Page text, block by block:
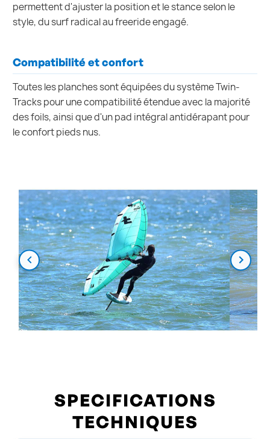
permettent d'ajuster la position et le stance selon le
style, du surf radical au freeride engagé.
Compatibilité et confort
Toutes les planches sont équipées du système Twin-
Tracks pour une compatibilité étendue avec la majorité
des foils, ainsi que d'un pad intégral antidérapant pour
le confort pieds nus.
SPECIFICATIONS
TECHNIQUES